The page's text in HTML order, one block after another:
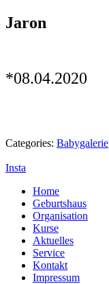
Jaron
*08.04.2020
Categories: Babygalerie
Insta
Home
Geburtshaus
Organisation
Kurse
Aktuelles
Service
Kontakt
Impressum